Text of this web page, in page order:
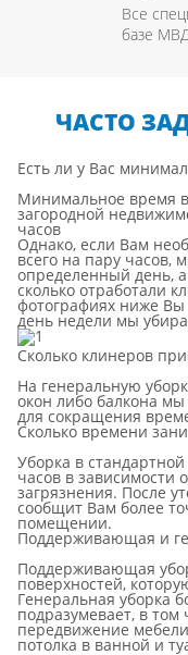
Все
базе
ЧАСТО
Есть ли у Вас
Минимальное время
загородной
часов
Однако, если Вам
всего на пару
определенный день,
сколько отработали
фотографиях ниже Вы
день недели мы
Сколько клинеров
На генеральную
окон либо балкона
для сокращения
Сколько времени
Уборка в
часов в зависимости
загрязнения. После
сообщит Вам более
помещении.
Поддерживающая и
Поддерживающая
поверхностей,
Генеральная уборка
подразумевает, в том
передвижение
потолка в ванной и